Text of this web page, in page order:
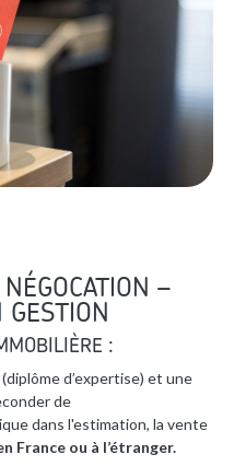
–
GESTION
:
(diplôme d’expertise) et une
de
dans l'estimation, la vente
France ou à l’étranger.